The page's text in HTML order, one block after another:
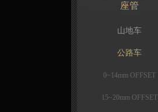
座管
山地车
公路车
0~14mm OFFSET
15~20mm OFFSET